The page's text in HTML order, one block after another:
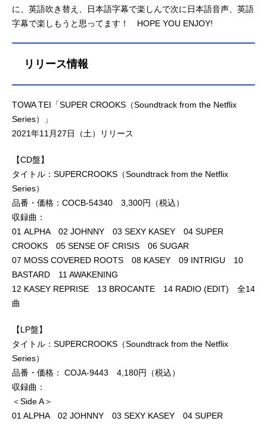
に、英語吹き替え、日本語字幕で楽しんで次に日本語音声、英語
字幕で楽しもうと思ってます！ HOPE YOU ENJOY!
リリース情報
TOWA TEI「SUPER CROOKS（Soundtrack from the Netflix
Series）」
2021年11月27日（土）リリース
【CD盤】
タイトル：SUPERCROOKS（Soundtrack from the Netflix
Series）
品番・価格：COCB-54340 3,300円（税込）
収録曲：
01 ALPHA 02 JOHNNY 03 SEXY KASEY 04 SUPER
CROOKS 05 SENSE OF CRISIS 06 SUGAR
07 MOSS COVERED ROOTS 08 KASEY 09 INTRIGU 10
BASTARD 11 AWAKENING
12 KASEY REPRISE 13 BROCANTE 14 RADIO (EDIT) 全14
曲
【LP盤】
タイトル：SUPERCROOKS（Soundtrack from the Netflix
Series）
品番・価格： COJA-9443 4,180円（税込）
収録曲：
＜Side A＞
01 ALPHA 02 JOHNNY 03 SEXY KASEY 04 SUPER